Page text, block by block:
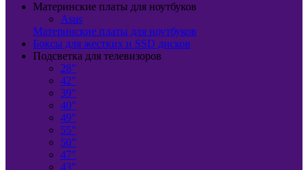
Материнские платы для ноутбуков
Asus
Материнские платы для ноутбуков
Боксы для жестких и SSD дисков
Подсветка для телевизоров
28"
42"
39"
40"
49"
55"
50"
47"
43"